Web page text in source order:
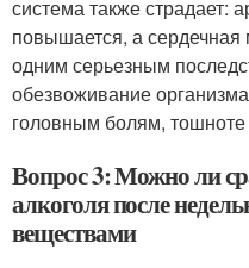
система также страдает:
повышается, а
одним серьезным
обезвоживание
головным болям, тошноте
Вопрос 3: Можно ли
алкоголя после
веществами